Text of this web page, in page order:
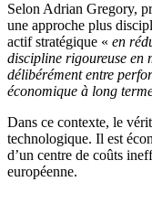
Selon Adrian Gregory,
une approche plus
actif stratégique « en
discipline rigoureuse en
délibérément entre
économique à long
Dans ce contexte, le
technologique. Il est
d’un centre de coûts
européenne.